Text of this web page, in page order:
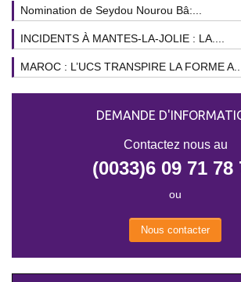
Nomination de Seydou Nourou Bâ:...
INCIDENTS À MANTES-LA-JOLIE : LA....
MAROC : L’UCS TRANSPIRE LA FORME A...
DEMANDE
Contactez nous au
(0033)6 09 71 78
ou
Nous contacter